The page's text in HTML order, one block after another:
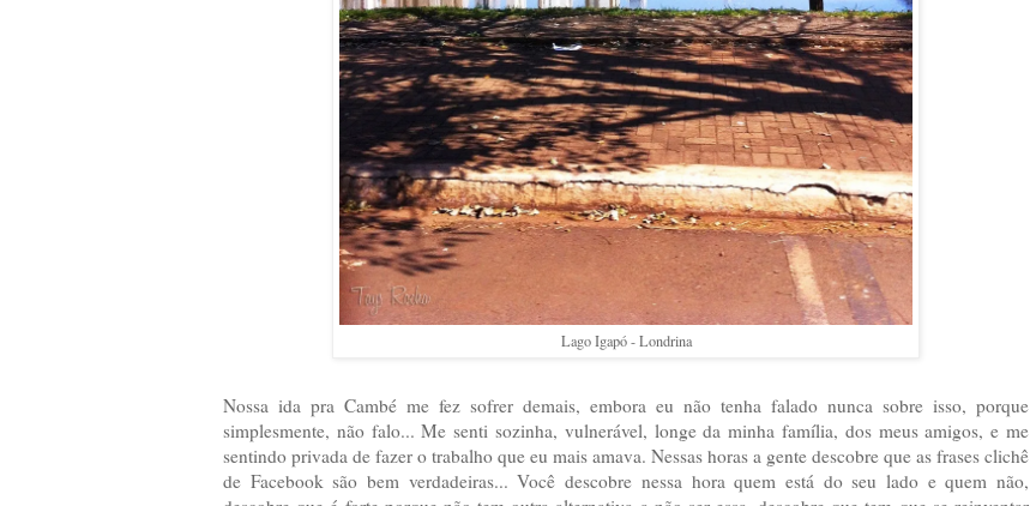
Lago Igapó - Londrina
Nossa ida pra Cambé me fez sofrer demais, embora eu não tenha falado nunca sobre isso, porque
simplesmente, não falo... Me senti sozinha, vulnerável, longe da minha família, dos meus amigos, e me
sentindo privada de fazer o trabalho que eu mais amava. Nessas horas a gente descobre que as frases clichê
de Facebook são bem verdadeiras... Você descobre nessa hora quem está do seu lado e quem não,